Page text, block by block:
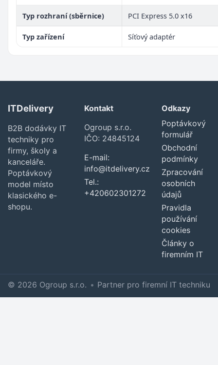
Typ rozhraní (sběrnice) PCI Express 5.0 x16
Typ zařízení Síťový adaptér
ITDelivery
B2B dodávky IT
techniky pro
firmy, školy a
kanceláře.
Poptávkový
model místo
klasického e-
shopu.
Kontakt
Ogroup s.r.o.
IČO: 24845124
E-mail:
info@itdelivery.cz
Tel.:
+420602301272
Odkazy
Poptávkový
formulář
Obchodní
podmínky
Zpracování
osobních
údajů
Pravidla
používání
cookies
Články o
firemním IT
© 2026 Ogroup s.r.o. • Partner pro firemní IT techniku